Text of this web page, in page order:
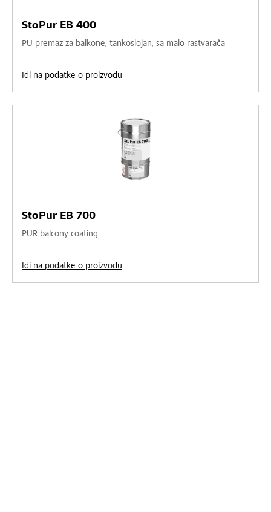
StoPur EB 400
PU premaz za balkone, tankoslojan, sa malo rastvarača
Idi na podatke o proizvodu
StoPur EB 700
PUR balcony coating
Idi na podatke o proizvodu